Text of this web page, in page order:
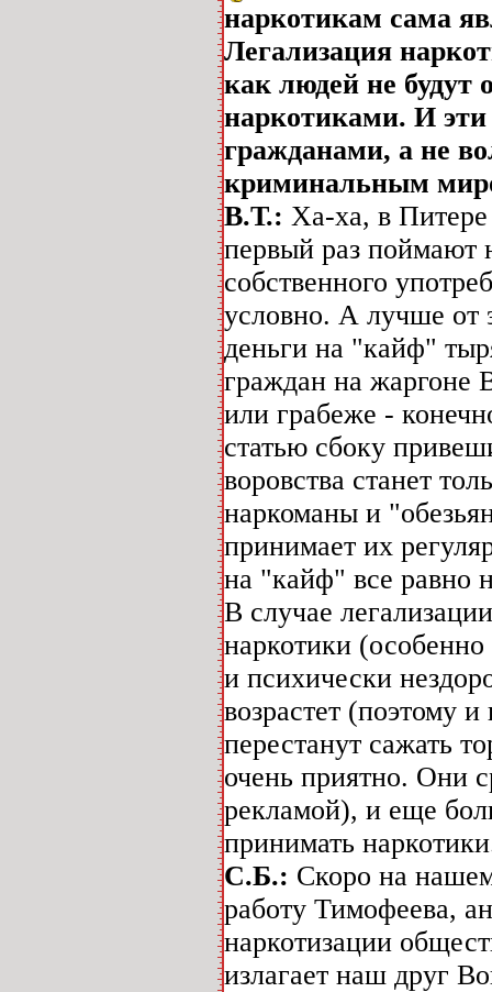
наркотикам сама
Легализация
как людей не будут
наркотиками. И
гражданами, а не
криминальным
В.Т.: Ха-ха, в Питере
первый раз поймают
собственного
условно. А лучше от
деньги на "кайф"
граждан на жаргоне
или грабеже -
статью сбоку
воровства станет
наркоманы и
принимает их
на "кайф" все равно
В случае
наркотики
и психически
возрастет (поэтому
перестанут сажать
очень приятно. Они
рекламой), и еще
принимать
С.Б.: Скоро на
работу Тимофеева,
наркотизации
излагает наш друг